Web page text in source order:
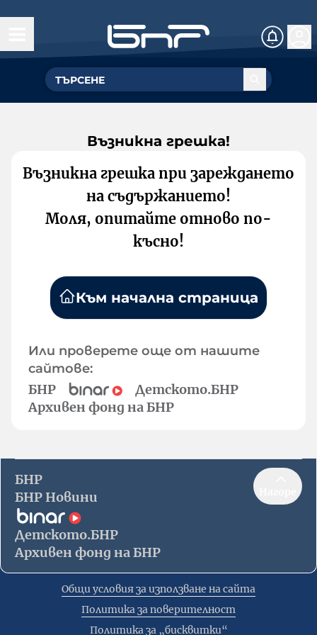
Възникна грешка!
Възникна грешка при зареждането
на съдържанието!
Моля, опитайте отново по-
късно!
Към начална страница
Или проверете още от нашите
сайтове:
БНР
Детското.БНР
Архивен фонд на БНР
БНР
БНР Новини
Детското.БНР
Архивен фонд на БНР
Общи условия за използване на сайта
Политика за поверителност
Политика за „бисквитки“